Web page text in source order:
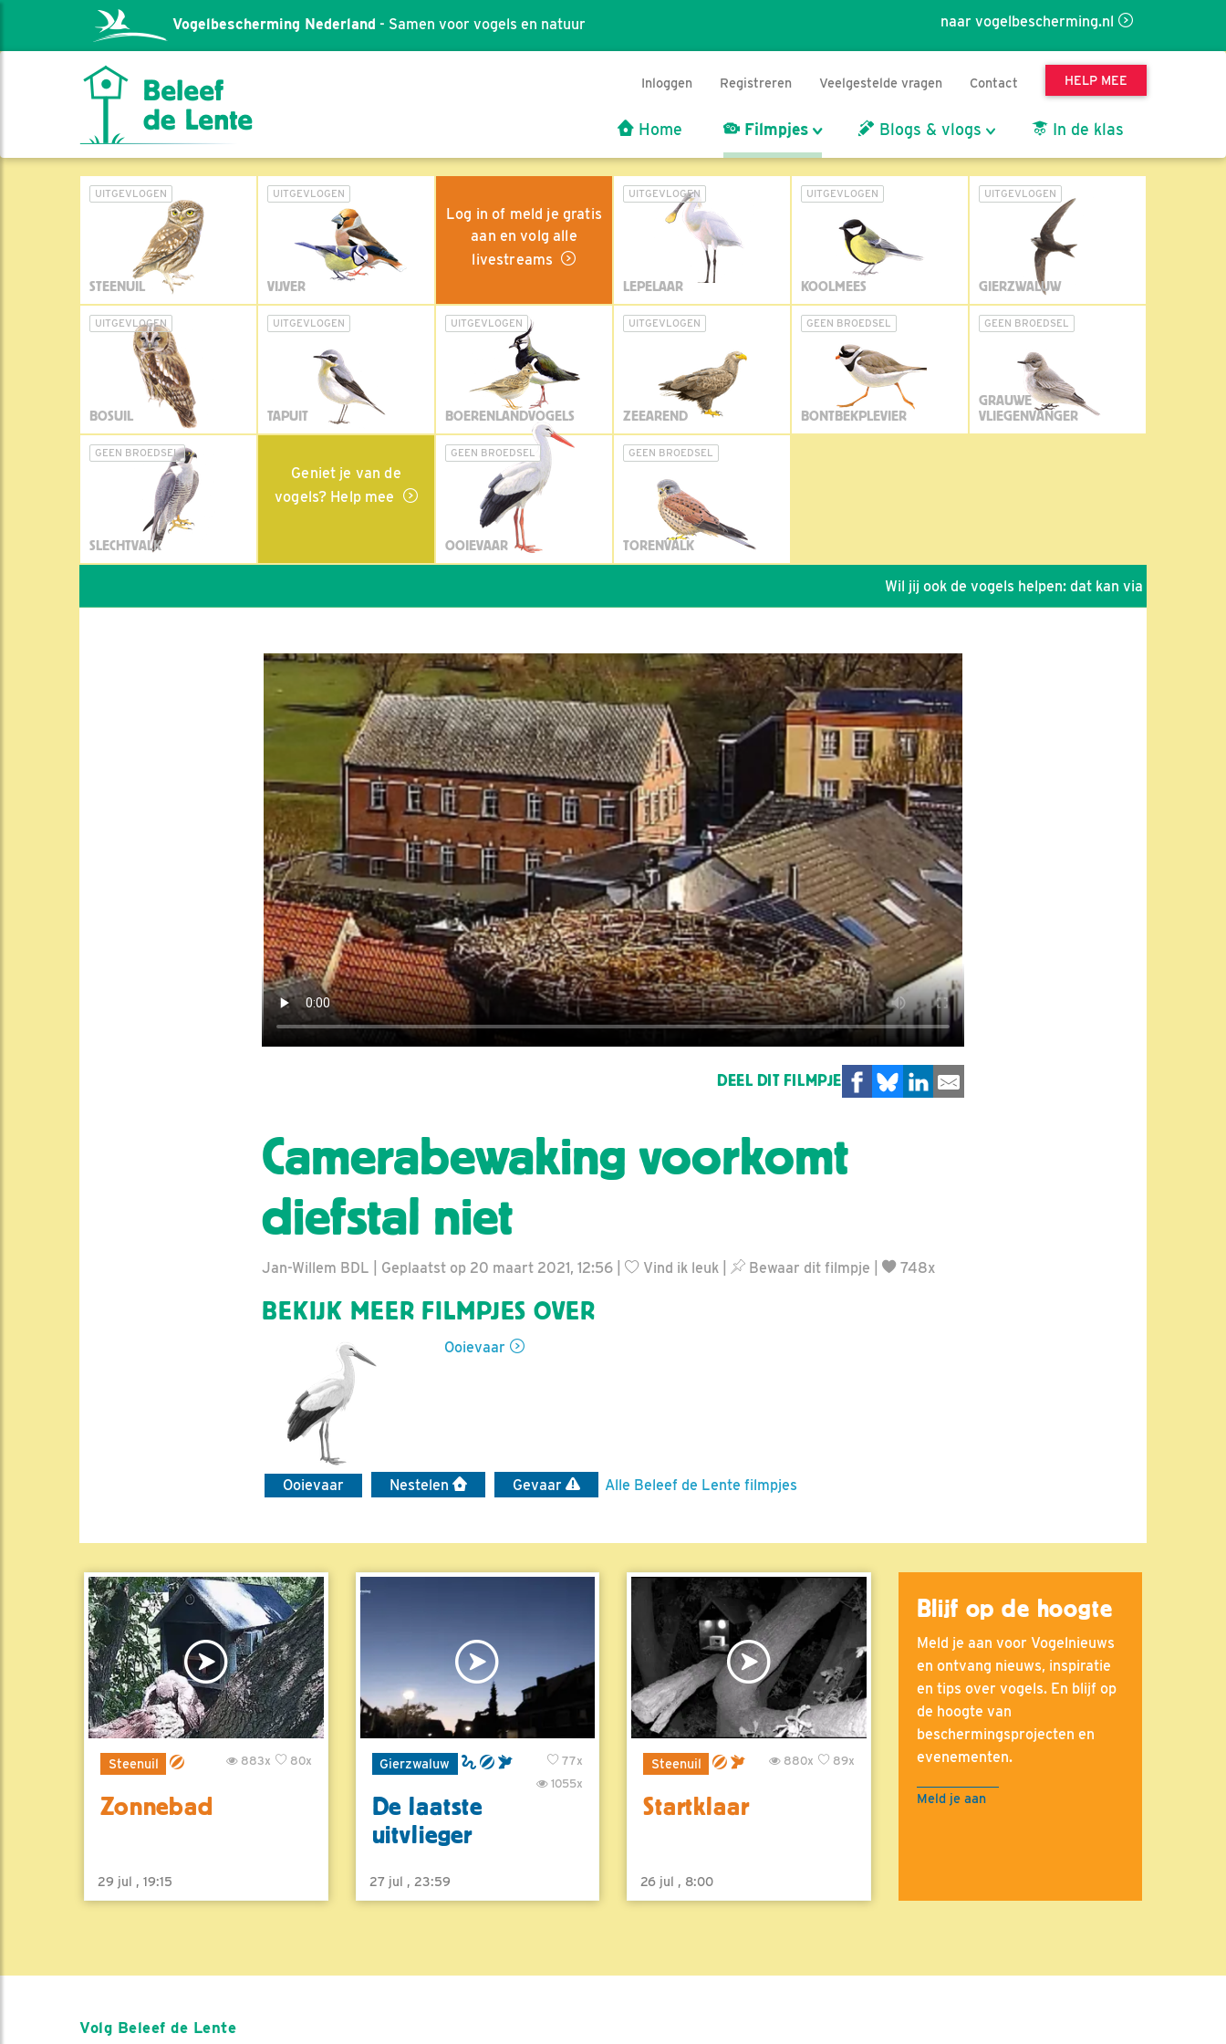
naar vogelbescherming.nl
Vogelbescherming Nederland - Samen voor vogels en natuur
Inloggen Registreren Veelgestelde vragen Contact HELP MEE
Home Filmpjes Blogs & vlogs In de klas
UITGEVLOGEN
STEENUIL
UITGEVLOGEN
VIJVER
Log in of meld je gratis
aan en volg alle
livestreams
UITGEVLOGEN
LEPELAAR
UITGEVLOGEN
KOOLMEES
UITGEVLOGEN
GIERZWALUW
UITGEVLOGEN
BOSUIL
UITGEVLOGEN
TAPUIT
UITGEVLOGEN
BOERENLANDVOGELS
UITGEVLOGEN
ZEEAREND
GEEN BROEDSEL
BONTBEKPLEVIER
GEEN BROEDSEL
GRAUWE
VLIEGENVANGER
GEEN BROEDSEL
SLECHTVALK
Geniet je van de
vogels? Help mee
GEEN BROEDSEL
OOIEVAAR
GEEN BROEDSEL
TORENVALK
Wil jij ook de vogels helpen: dat kan via de link!
DEEL DIT FILMPJE
Camerabewaking voorkomt
diefstal niet
Jan-Willem BDL | Geplaatst op 20 maart 2021, 12:56 | Vind ik leuk Bewaar dit filmpje 748x
BEKIJK MEER FILMPJES OVER
Ooievaar
Ooievaar Nestelen Gevaar Alle Beleef de Lente filmpjes
Steenuil 80x
883x
Zonnebad
29 jul , 19:15
Gierzwaluw
77x
1055x
De laatste
uitvlieger
27 jul , 23:59
Steenuil 89x
880x
Startklaar
26 jul , 8:00
Blijf op de hoogte
Meld je aan voor Vogelnieuws
en ontvang nieuws, inspiratie
en tips over vogels. En blijf op
de hoogte van
beschermingsprojecten en
evenementen.
Meld je aan
Volg Beleef de Lente